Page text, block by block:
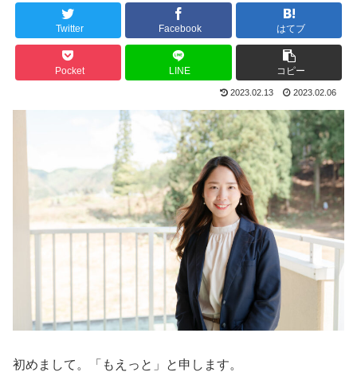
Twitter Facebook はてブ
Pocket LINE コピー
2023.02.13 2023.02.06
初めまして。「もえっと」と申します。